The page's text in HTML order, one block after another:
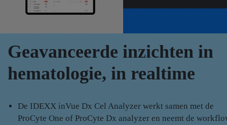
Geavanceerde inzichten in
hematologie, in realtime
De IDEXX inVue Dx Cel Analyzer werkt samen met de
ProCyte One of ProCyte Dx analyzer en neemt de